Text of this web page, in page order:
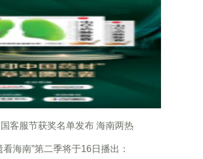
客服节获奖名单发布 海南两热
海南”第二季将于16日播出：